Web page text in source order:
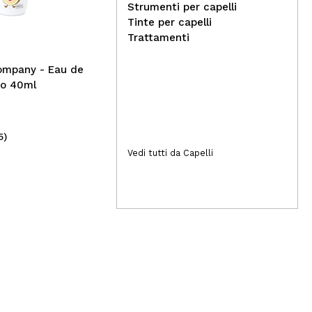
come se avessi la ricrescita da tintura o la forfora.
- Eau de
40ml
1,69€
Strumenti per capelli
Tinte per capelli
Trattamenti
Vedi tutti da Capelli